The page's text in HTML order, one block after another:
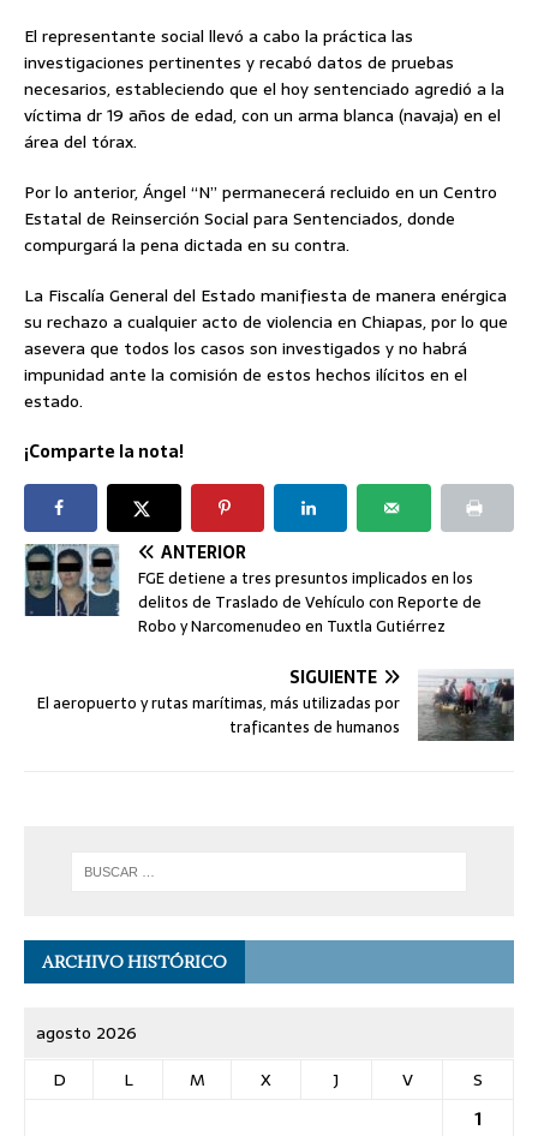
El representante social llevó a cabo la práctica las
investigaciones pertinentes y recabó datos de pruebas
necesarios, estableciendo que el hoy sentenciado agredió a la
víctima dr 19 años de edad, con un arma blanca (navaja) en el
área del tórax.
Por lo anterior, Ángel “N” permanecerá recluido en un Centro
Estatal de Reinserción Social para Sentenciados, donde
compurgará la pena dictada en su contra.
La Fiscalía General del Estado manifiesta de manera enérgica
su rechazo a cualquier acto de violencia en Chiapas, por lo que
asevera que todos los casos son investigados y no habrá
impunidad ante la comisión de estos hechos ilícitos en el
estado.
¡Comparte la nota!
ANTERIOR
FGE detiene a tres presuntos implicados en los
delitos de Traslado de Vehículo con Reporte de
Robo y Narcomenudeo en Tuxtla Gutiérrez
SIGUIENTE
El aeropuerto y rutas marítimas, más utilizadas por
traficantes de humanos
ARCHIVO HISTÓRICO
agosto 2026
D
L M X J V
S
1